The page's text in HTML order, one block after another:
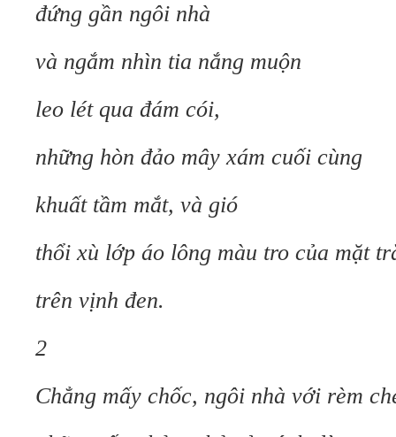
đứng gần ngôi nhà
và ngắm nhìn tia nắng muộn
leo lét qua đám cói,
những hòn đảo mây xám cuối cùng
khuất tầm mắt, và gió
thổi xù lớp áo lông màu tro của mặt
trên vịnh đen.
2
Chẳng mấy chốc, ngôi nhà với rèm